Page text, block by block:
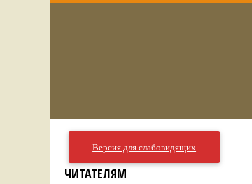
Версия для слабовидящих
ЧИТАТЕЛЯМ